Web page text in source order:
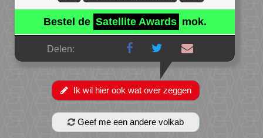
Bestel de Satellite Awards mok.
Delen:
Ik wil hier ook wat over zeggen
Geef me een andere volkab